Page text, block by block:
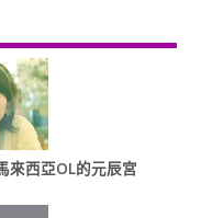
來西亞OL的元辰宮